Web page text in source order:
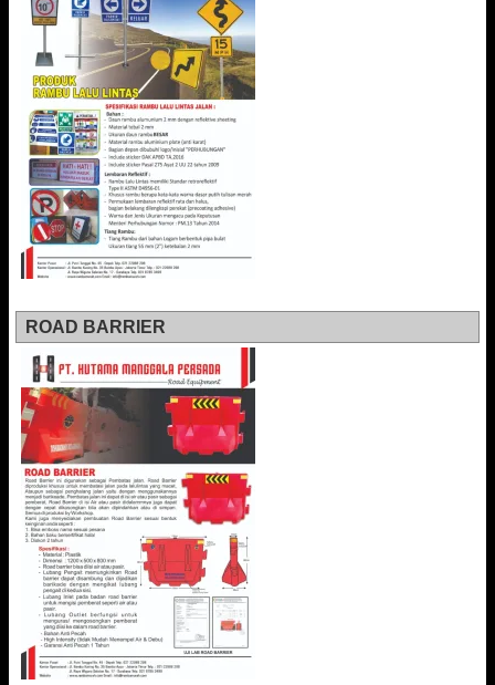
ROAD BARRIER